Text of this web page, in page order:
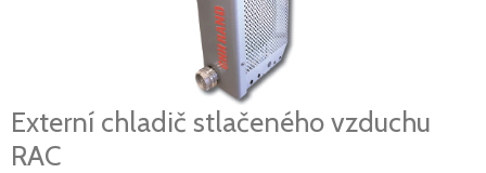
Externí chladič stlačeného vzduchu
RAC